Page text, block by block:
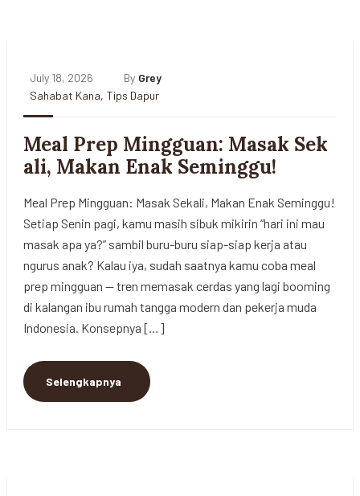
July 18, 2026 By Grey
Sahabat Kana, Tips Dapur
Meal Prep Mingguan: Masak Sek
ali, Makan Enak Seminggu!
Meal Prep Mingguan: Masak Sekali, Makan Enak Seminggu!
Setiap Senin pagi, kamu masih sibuk mikirin “hari ini mau
masak apa ya?” sambil buru-buru siap-siap kerja atau
ngurus anak? Kalau iya, sudah saatnya kamu coba meal
prep mingguan — tren memasak cerdas yang lagi booming
di kalangan ibu rumah tangga modern dan pekerja muda
Indonesia. Konsepnya […]
Selengkapnya